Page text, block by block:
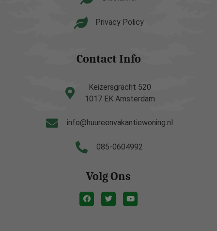
Privacy Policy
Contact Info
Keizersgracht 520
1017 EK Amsterdam
info@huureenvakantiewoning.nl
085-0604992
Volg Ons